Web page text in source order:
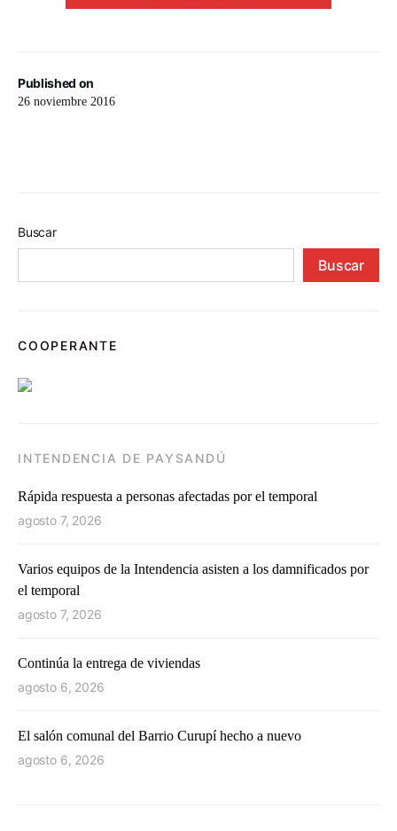
Published on
26 noviembre 2016
Buscar
Buscar
COOPERANTE
INTENDENCIA DE PAYSANDÚ
Rápida respuesta a personas afectadas por el temporal
agosto 7, 2026
Varios equipos de la Intendencia asisten a los damnificados por
el temporal
agosto 7, 2026
Continúa la entrega de viviendas
agosto 6, 2026
El salón comunal del Barrio Curupí hecho a nuevo
agosto 6, 2026